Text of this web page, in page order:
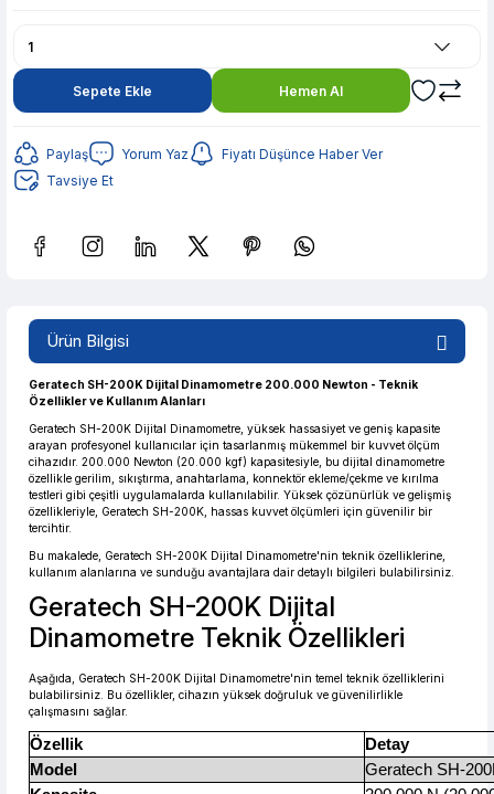
Sepete Ekle Hemen Al
Paylaş Yorum Yaz
Fiyatı Düşünce Haber Ver
Tavsiye Et
%2 İndirim Güvenilir Alışveriş
12.541,29 TL den başlayan taksitlerle! x 9 %2 İndirim
Ürün Bilgisi
Geratech SH-200K Dijital Dinamometre 200.000 Newton - Teknik
Özellikler ve Kullanım Alanları
Geratech SH-200K Dijital Dinamometre, yüksek hassasiyet ve geniş kapasite
arayan profesyonel kullanıcılar için tasarlanmış mükemmel bir kuvvet ölçüm
cihazıdır. 200.000 Newton (20.000 kgf) kapasitesiyle, bu dijital dinamometre
özellikle gerilim, sıkıştırma, anahtarlama, konnektör ekleme/çekme ve kırılma
testleri gibi çeşitli uygulamalarda kullanılabilir. Yüksek çözünürlük ve gelişmiş
özellikleriyle, Geratech SH-200K, hassas kuvvet ölçümleri için güvenilir bir
tercihtir.
Bu makalede, Geratech SH-200K Dijital Dinamometre'nin teknik özelliklerine,
kullanım alanlarına ve sunduğu avantajlara dair detaylı bilgileri bulabilirsiniz.
Geratech SH-200K Dijital
Dinamometre Teknik Özellikleri
Aşağıda, Geratech SH-200K Dijital Dinamometre'nin temel teknik özelliklerini
bulabilirsiniz. Bu özellikler, cihazın yüksek doğruluk ve güvenilirlikle
çalışmasını sağlar.
Özellik
Detay
Model
Geratech SH-